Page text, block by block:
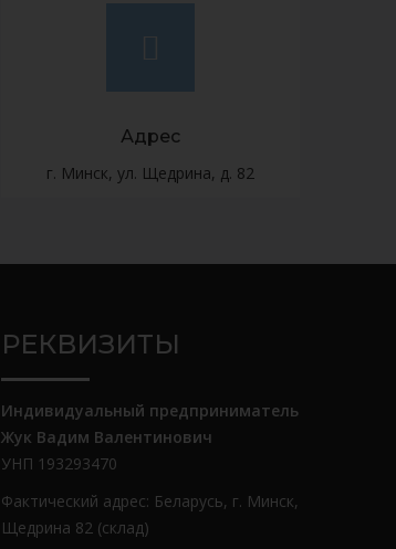
Адрес
г. Минск, ул. Щедрина, д. 82
РЕКВИЗИТЫ
Индивидуальный предприниматель
Жук Вадим Валентинович
УНП 193293470
Фактический адрес: Беларусь, г. Минск,
Щедрина 82 (склад)